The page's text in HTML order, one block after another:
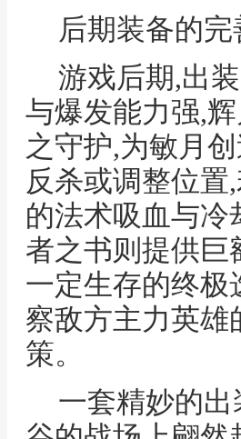
后期装备的
游戏后期,出
与爆发能力强,
之守护,为敏月
反杀或调整位
的法术吸血与冷
者之书则提供巨
一定生存的终极
察敌方主力英雄
策。
一套精妙的